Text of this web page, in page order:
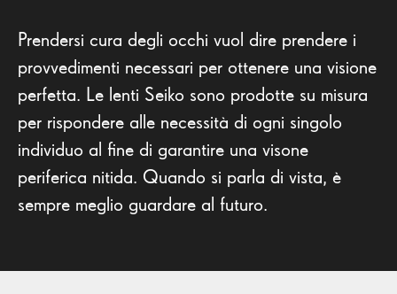
Prendersi cura degli occhi vuol dire prendere i
provvedimenti necessari per ottenere una visione
perfetta. Le lenti Seiko sono prodotte su misura
per rispondere alle necessità di ogni singolo
individuo al fine di garantire una visone
periferica nitida. Quando si parla di vista, è
sempre meglio guardare al futuro.